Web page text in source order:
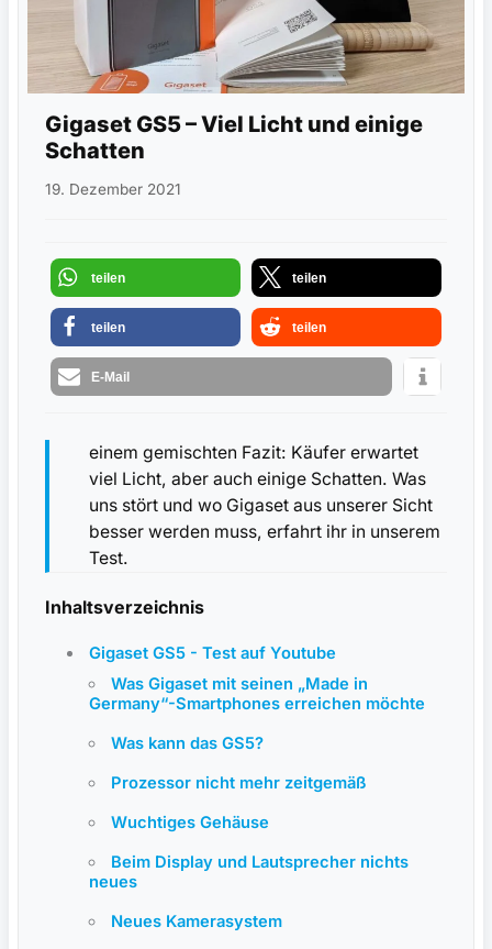
Gigaset GS5 – Viel Licht und einige
Schatten
19. Dezember 2021
teilen teilen
teilen teilen
E-Mail
einem gemischten Fazit: Käufer erwartet
viel Licht, aber auch einige Schatten. Was
uns stört und wo Gigaset aus unserer Sicht
besser werden muss, erfahrt ihr in unserem
Test.
Inhaltsverzeichnis
Gigaset GS5 - Test auf Youtube
Was Gigaset mit seinen „Made in
Germany“-Smartphones erreichen möchte
Was kann das GS5?
Prozessor nicht mehr zeitgemäß
Wuchtiges Gehäuse
Beim Display und Lautsprecher nichts
neues
Neues Kamerasystem